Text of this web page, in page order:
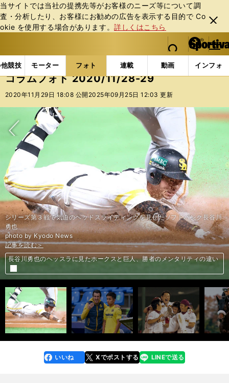
当サイトでは当社の提携先等がお客様のニーズ等について調
査・分析したり、お客様にお勧めの広告を表⽰する⽬的で Co
okie を使⽤する場合があります。詳しくはこちら
閉じ
る
web Sportiva (webスポルティーバ)
検索
マイペ
ー
ジ
メニュ
競技 モーター フォト 連載 動画 インフォ
b
ス
ポ
ル
ー
バ
フォトギャラリー コラムフォト コラムフォト
コラムフォト 2020/11/28-29
2020年11月29日 18:08 公開 2025年09月25日 12:03 更新
次へ
シリーズ第３戦で気迫のヘッドスライディングを見せたソフトバンク長谷川
勇也
photo by Kyodo News
記事を読む＞
長谷川勇也のヘッスラに見たホークスと巨人、勝者のメンタリティの違い
記事を読む＞
記事を読む＞
久落合博満、工藤公康、山﨑武司…「アラフォー移籍」で大活躍した男た
記事を読む＞
ジャパンＣ、ダービージョッキーが示す３強の優劣と気になる伏兵の存在
前へ
faceboo
k
いいね Xでポストする
line LINEで送る